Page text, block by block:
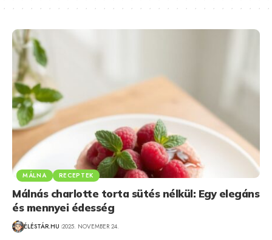
MÁLNA RECEPTEK
Málnás charlotte torta sütés nélkül: Egy elegáns
és mennyei édesség
ÉLÉSTÁR.HU 2025. NOVEMBER 24.